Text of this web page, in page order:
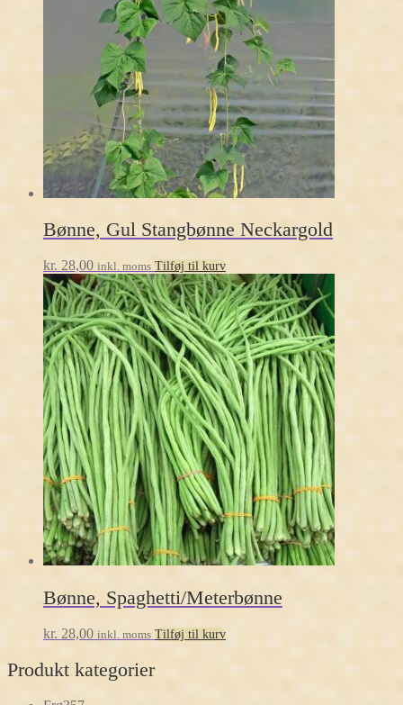
Bønne, Gul Stangbønne Neckargold
kr. 28,00 inkl. moms Tilføj til kurv
Bønne, Spaghetti/Meterbønne
kr. 28,00 inkl. moms Tilføj til kurv
Produkt kategorier